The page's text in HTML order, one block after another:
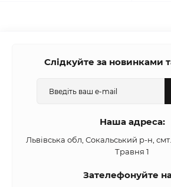
Слідкуйте за новинками
Наша адреса:
Львівська обл, Сокальський р-н,
Травня 1
Зателефонуйте